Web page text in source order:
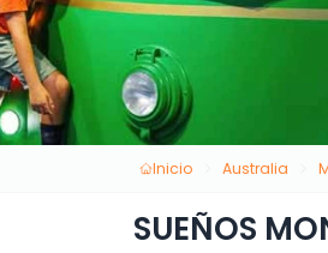
Inicio Australia
SUEÑOS